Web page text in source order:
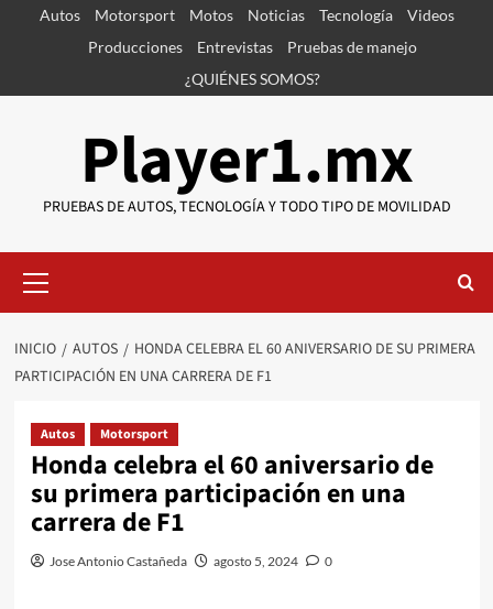
SaltarAutos Motorsport Motos Noticias Tecnología
Videos
Producciones
Entrevistas
Pruebas de manejo
¿QUIÉNES SOMOS?
Player1.mx
PRUEBAS DE AUTOS, TECNOLOGÍA Y TODO TIPO DE MOVILIDAD
primario
INICIO AUTOS
HONDA CELEBRA EL 60 ANIVERSARIO DE SU PRIMERA
PARTICIPACIÓN EN UNA CARRERA DE F1
Autos Motorsport
Honda celebra el 60 aniversario de
su primera participación en una
carrera de F1
Jose Antonio Castañeda agosto 5, 2024 0